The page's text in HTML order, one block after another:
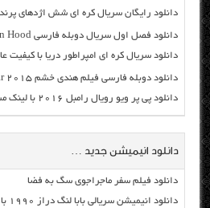
دانلود رایگان سریال کره ای شش اژدهای
دانلود فصل اول سریال دوبله فارسی Robin Hood رابین هود
دانلود سریال کره ای امپراطور دریا با کیفیت
دانلود دوبله فارسی فیلم هندی خشم Tevar ۲۰۱۵ با لینک مستقیم
دانلود پی پر ویو رویال رامبل ۲۰۱۶ با لینک مستقیم
دانلود انیمیشن جدید …
دانلود فیلم سفر ماجراجوی سگ به فضا
دانلود انیمیشن سریالی بابا لنگ دراز ۱۹۹۰ با دوبله فارسی